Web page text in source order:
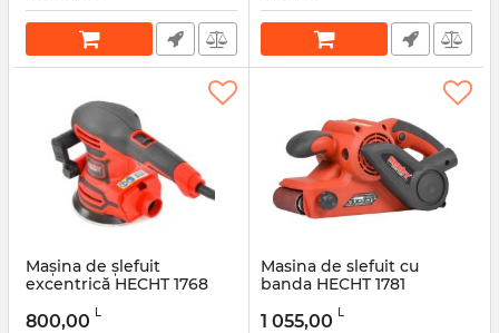
Mașina de șlefuit
excentrică HECHT 1768
50502
800,00 L
Masina de slefuit cu
banda HECHT 1781
47015
1 055,00 L